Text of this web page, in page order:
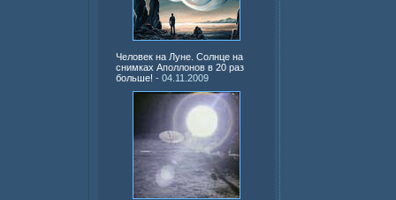
Человек на Луне. Солнце на
снимках Аполлонов в 20 раз
больше! - 04.11.2009